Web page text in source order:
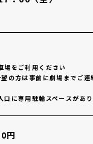
をご利用ください
の方は事前に劇場までご連
に専用駐輪スペースがあ
円